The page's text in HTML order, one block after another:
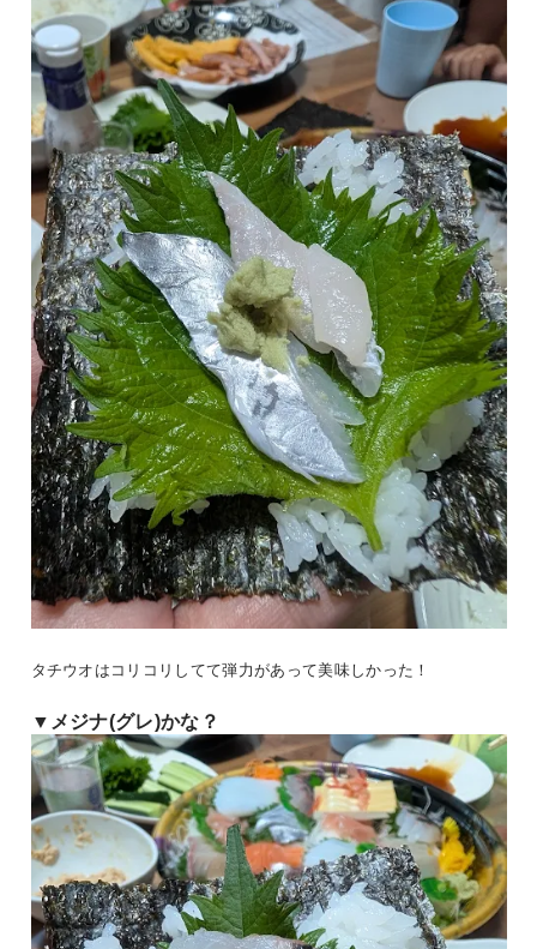
タチウオはコリコリしてて弾力があって美味しかった！
▼メジナ(グレ)かな？